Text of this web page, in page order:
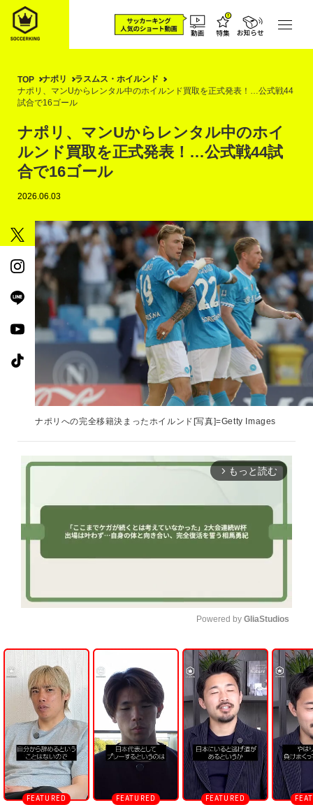
TOP ナポリ
ラスムス・ホイルンド
ナポリ、マンUからレンタル中のホイルンド買取を正式発表！…公式戦44
試合で16ゴール
ナポリ、マンUからレンタル中のホイ
ルンド買取を正式発表！…公式戦44試
合で16ゴール
2026.06.03
ナポリへの完全移籍決まったホイルンド[写真]=Getty Images
arrow_forward_ios もっと読む
U
n
m
u
t
e
Powered by GliaStudios